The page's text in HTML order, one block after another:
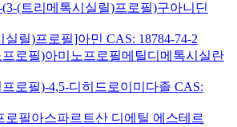
(3-(트리메톡시실릴)프로필)구아니딘
릴)프로필]아민 CAS: 18784-74-2
로필)아미노프로필메틸디메톡시실란
로필)-4,5-디히드로이미다졸 CAS:
로필아스파르트산 디에틸 에스테르